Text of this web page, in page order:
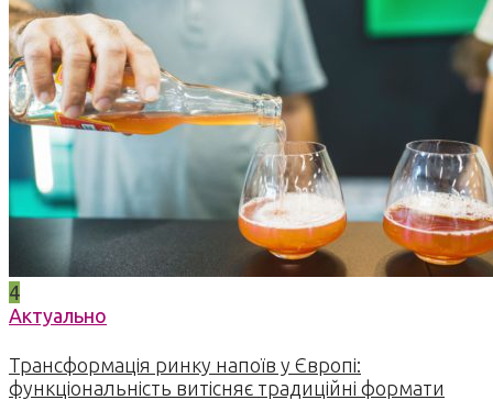
4
Актуально
Трансформація ринку напоїв у Європі:
функціональність витісняє традиційні формати